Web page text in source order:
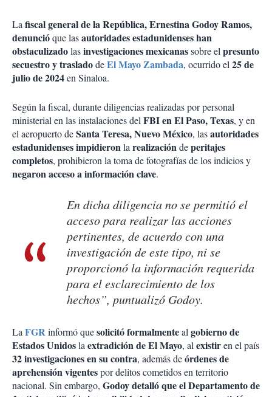
Lafiscal general de la República, Ernestina Godoy Ramos,
denuncióque lasautoridades estadunidenses han
obstaculizadolasinvestigaciones mexicanassobre elpresunto
secuestro y trasladodeEl Mayo Zambada, ocurrido el25 de
julio de 2024en Sinaloa.
Según la fiscal, durante diligencias realizadas por personal
ministerial en las instalaciones delFBIen El Paso, Texas, y en
el aeropuerto deSanta Teresa, Nuevo México, lasautoridades
estadunidenses impidieronlarealizacióndeperitajes
completos, prohibieron la toma de fotografías de los indicios y
negaron acceso a información clave.
En dicha diligencia no se permitió el
acceso para realizar las acciones
pertinentes, de acuerdo con una
investigación de este tipo, ni se
proporcionó la información requerida
para el esclarecimiento de los
hechos”, puntualizó Godoy.
LaFGRinformó quesolicitó formalmentealgobierno de
Estados Unidoslaextradición de El Mayo, alexistiren el país
32 investigaciones en su contra, además deórdenes de
aprehensión vigentespor delitos cometidos en territorio
nacional. Sin embargo, Godoy detalló que el Departamento de